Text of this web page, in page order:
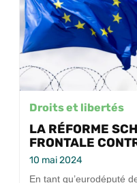
Droits et libertés
LA RÉFORME
FRONTALE
10 mai 2024
En tant qu’eurodéputé